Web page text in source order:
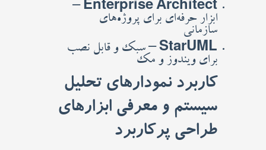
Enterprise Architect
–
ابزار حرفه‌ای برای پروژه‌های
سازمانی
StarUML– سبک و قابل نصب
برای ویندوز و مک
کاربرد نمودارهای تحلیل
سیستم و معرفی ابزارهای
طراحی پرکاربرد